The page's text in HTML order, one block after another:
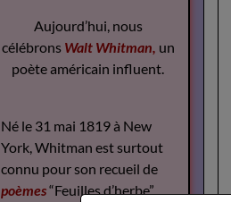
Aujourd’hui, nous
célébrons Walt Whitman, un
poète américain influent.
Né le 31 mai 1819 à New
York, Whitman est surtout
connu pour son recueil de
poèmes“Feuilles d’herbe”,